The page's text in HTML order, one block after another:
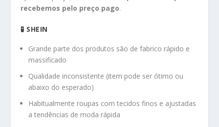
recebemos pelo preço pago.
🧪 SHEIN
Grande parte dos produtos são de fabrico rápido e
massificado
Qualidade inconsistente (item pode ser ótimo ou
abaixo do esperado)
Habitualmente roupas com tecidos finos e ajustadas
a tendências de moda rápida